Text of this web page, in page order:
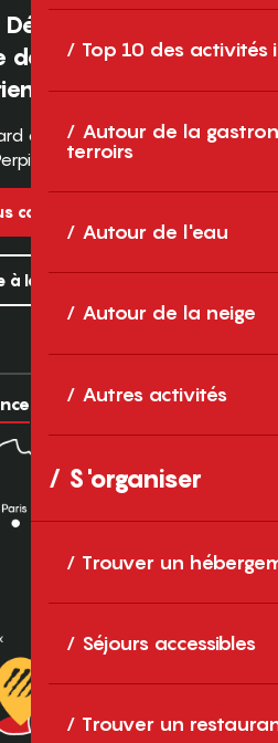
Top 10 des activités
Autour de la
terroirs
Autour de l'eau
Autour de la neige
Autres activités
S'organiser
Trouver un
Séjours accessibles
Trouver un
des Pyrénées-
des Pyrénées
Cedex
contacter
à la newsletter
Europe